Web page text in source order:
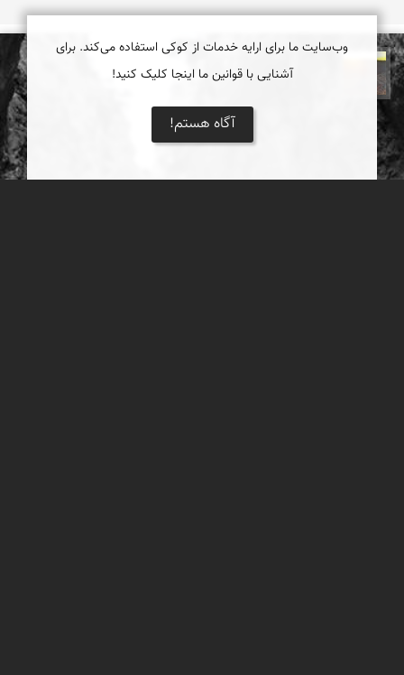
مهدی مخلصیان
وب‌سایت ما برای ارایه خدمات از کوکی استفاده می‌کند. برای
آشنایی با قوانین ما اینجا کلیک کنید!
آگاه هستم!